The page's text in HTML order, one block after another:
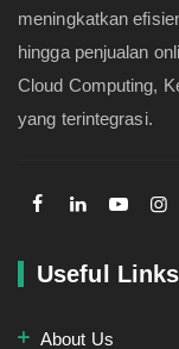
meningkatkan
hingga penjualan
Cloud Computing,
yang terintegrasi.
Useful Links
About Us